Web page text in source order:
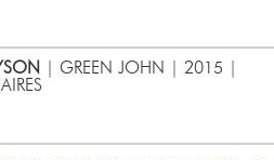
| GREEN JOHN | 2015 |